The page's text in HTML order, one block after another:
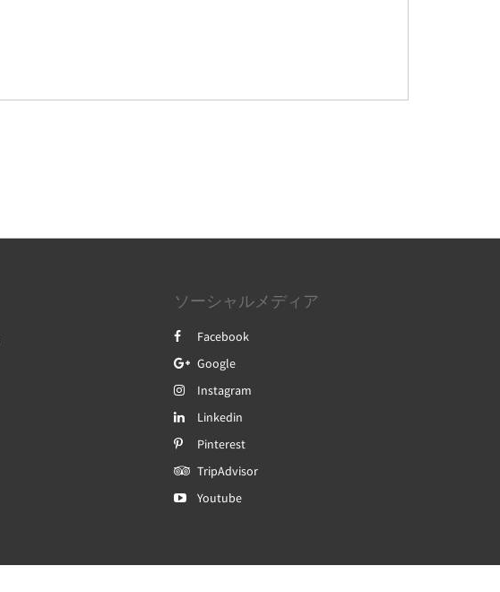
ソーシャルメディア
Facebook
Google
Instagram
Linkedin
Pinterest
TripAdvisor
Youtube